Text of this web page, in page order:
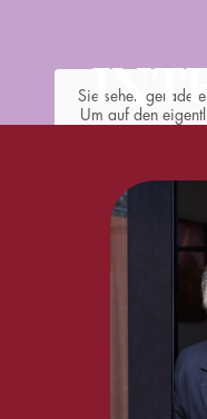
Sie sehen gerade
Um auf den